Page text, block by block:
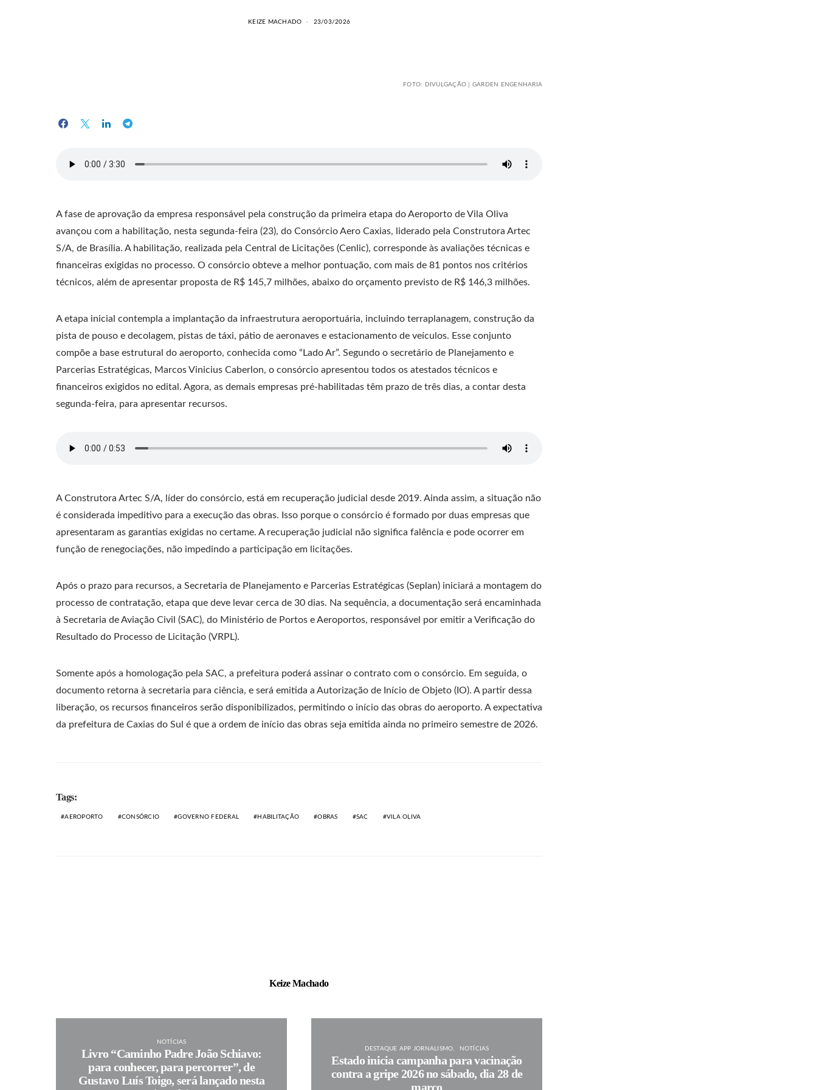
KEIZE MACHADO 23/03/2026
FOTO: DIVULGAÇÃO | GARDEN ENGENHARIA
A fase de aprovação da empresa responsável pela construção da primeira etapa do Aeroporto de Vila Oliva
avançou com a habilitação, nesta segunda-feira (23), do Consórcio Aero Caxias, liderado pela Construtora Artec
S/A, de Brasília. A habilitação, realizada pela Central de Licitações (Cenlic), corresponde às avaliações técnicas e
financeiras exigidas no processo. O consórcio obteve a melhor pontuação, com mais de 81 pontos nos critérios
técnicos, além de apresentar proposta de R$ 145,7 milhões, abaixo do orçamento previsto de R$ 146,3 milhões.
A etapa inicial contempla a implantação da infraestrutura aeroportuária, incluindo terraplanagem, construção da
pista de pouso e decolagem, pistas de táxi, pátio de aeronaves e estacionamento de veículos. Esse conjunto
compõe a base estrutural do aeroporto, conhecida como “Lado Ar”. Segundo o secretário de Planejamento e
Parcerias Estratégicas, Marcos Vinicius Caberlon, o consórcio apresentou todos os atestados técnicos e
financeiros exigidos no edital. Agora, as demais empresas pré-habilitadas têm prazo de três dias, a contar desta
segunda-feira, para apresentar recursos.
A Construtora Artec S/A, líder do consórcio, está em recuperação judicial desde 2019. Ainda assim, a situação não
é considerada impeditivo para a execução das obras. Isso porque o consórcio é formado por duas empresas que
apresentaram as garantias exigidas no certame. A recuperação judicial não significa falência e pode ocorrer em
função de renegociações, não impedindo a participação em licitações.
Após o prazo para recursos, a Secretaria de Planejamento e Parcerias Estratégicas (Seplan) iniciará a montagem do
processo de contratação, etapa que deve levar cerca de 30 dias. Na sequência, a documentação será encaminhada
à Secretaria de Aviação Civil (SAC), do Ministério de Portos e Aeroportos, responsável por emitir a Verificação do
Resultado do Processo de Licitação (VRPL).
Somente após a homologação pela SAC, a prefeitura poderá assinar o contrato com o consórcio. Em seguida, o
documento retorna à secretaria para ciência, e será emitida a Autorização de Início de Objeto (IO). A partir dessa
liberação, os recursos financeiros serão disponibilizados, permitindo o início das obras do aeroporto. A expectativa
da prefeitura de Caxias do Sul é que a ordem de início das obras seja emitida ainda no primeiro semestre de 2026.
Tags:
AEROPORTO CONSÓRCIO GOVERNO FEDERAL HABILITAÇÃO OBRAS SAC VILA OLIVA
Keize Machado
NOTÍCIAS
Livro “Caminho Padre João Schiavo:
para conhecer, para percorrer”, de
Gustavo Luís Toigo, será lançado nesta
DESTAQUE APP JORNALISMO NOTÍCIAS
Estado inicia campanha para vacinação
contra a gripe 2026 no sábado, dia 28 de
março